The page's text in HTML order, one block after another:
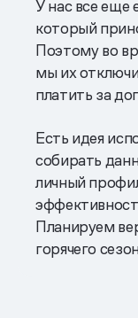
У нас все еще
который
Поэтому во
мы их
платить за
Есть идея
собирать
личный
Планируем
горячего